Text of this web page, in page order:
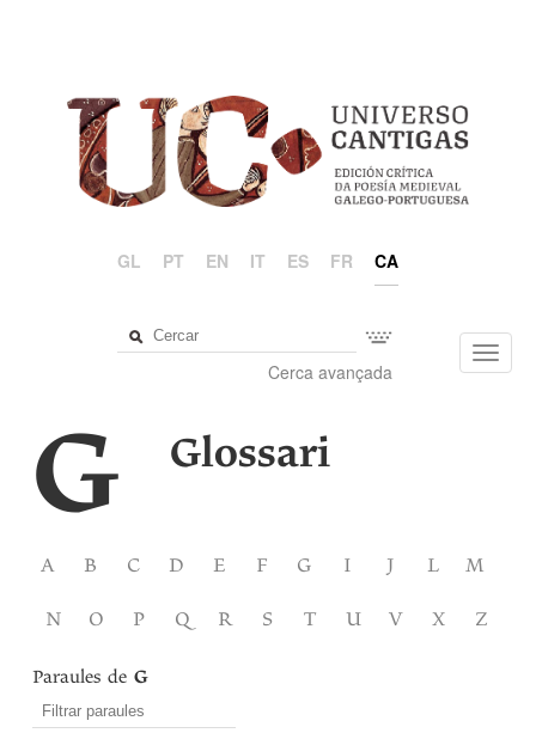
GL PT EN IT ES FR CA
Cerca avançada
G Glossari
A B C D E F G I J L M
N O P Q R S T U V X Z
Paraules deG